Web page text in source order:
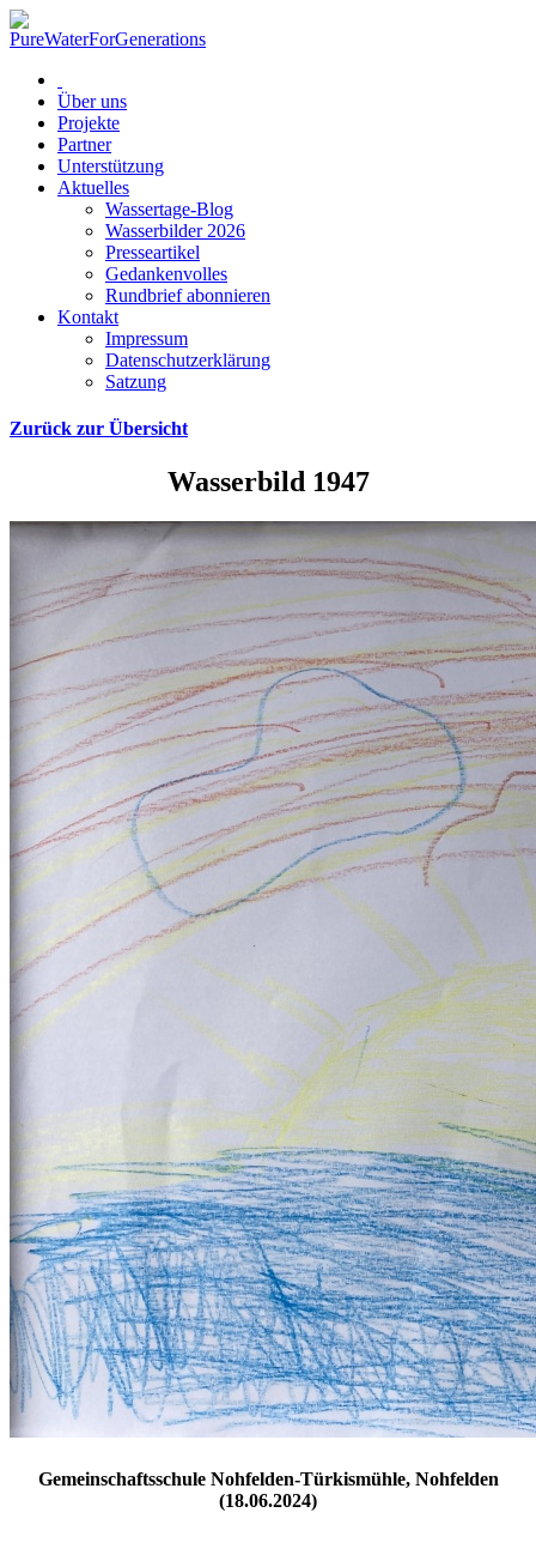
Über uns
Projekte
Partner
Unterstützung
Aktuelles
Wassertage-Blog
Wasserbilder 2026
Presseartikel
Gedankenvolles
Rundbrief abonnieren
Kontakt
Impressum
Datenschutzerklärung
Satzung
Zurück zur Übersicht
Wasserbild 1947
Gemeinschaftsschule Nohfelden-Türkismühle, Nohfelden
(18.06.2024)